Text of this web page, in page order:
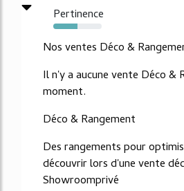
Pertinence
50%
Nos ventes Déco &
Il n'y a aucune vente Déco &
moment.
Déco & Rangement
Des rangements pour
découvrir lors d'une vente
Showroomprivé